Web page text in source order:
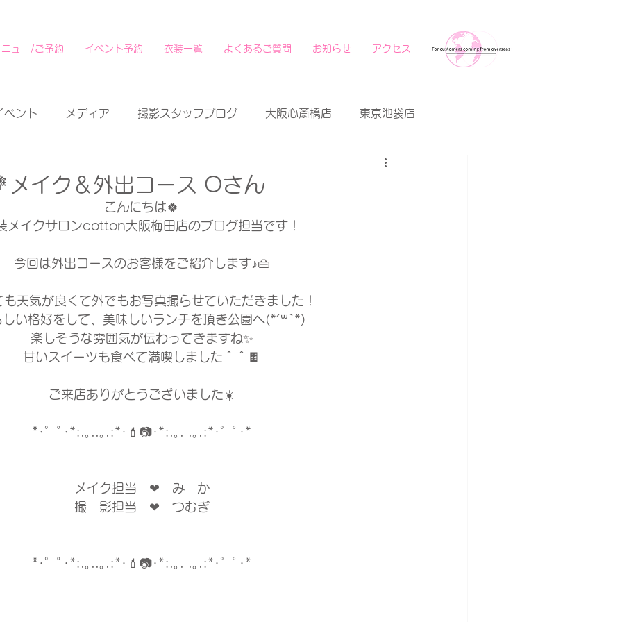
ュー/ご予約 イベント予約 衣装一覧 よくあるご質問 お知らせ アクセス
ベント メディア 撮影スタッフブログ 大阪心斎橋店 東京池袋店
メイク＆外出コース Oさん
こんにちは🍀
メイクサロンcotton大阪梅田店のブログ担当です！
今回は外出コースのお客様をご紹介します♪👜
も天気が良くて外でもお写真撮らせていただきました！
しい格好をして、美味しいランチを頂き公園へ(*´꒳`*)
楽しそうな雰囲気が伝わってきますね✨
甘いスイーツも食べて満喫しました＾＾🍫
ご来店ありがとうございました☀️
*･゜ﾟ･*:.｡..｡.:*･💄📷･*:.｡. .｡.:*･゜ﾟ･*
メイク担当　❤︎　み　か
撮　影担当　❤︎　つむぎ
*･゜ﾟ･*:.｡..｡.:*･💄📷･*:.｡. .｡.:*･゜ﾟ･*